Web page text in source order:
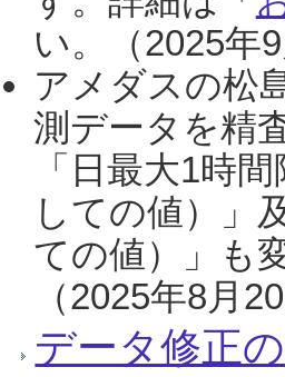
い。（2025年9
アメダスの松
測データを精
「日最大1時
しての値）」
ての値）」も
（2025年8月20
データ修正